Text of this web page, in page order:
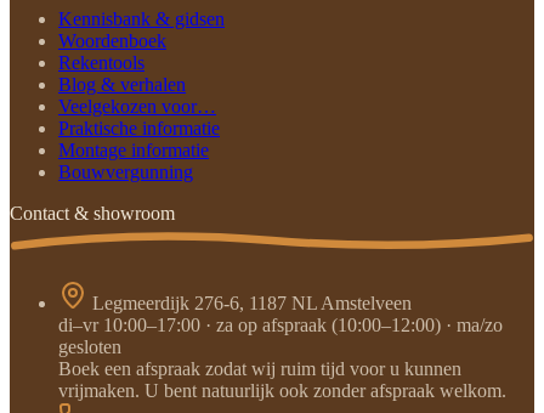
Kennisbank & gidsen
Woordenboek
Rekentools
Blog & verhalen
Veelgekozen voor…
Praktische informatie
Montage informatie
Bouwvergunning
Contact & showroom
Legmeerdijk 276-6, 1187 NL Amstelveen
di–vr 10:00–17:00 · za op afspraak (10:00–12:00) · ma/zo
gesloten
Boek een afspraak zodat wij ruim tijd voor u kunnen
vrijmaken. U bent natuurlijk ook zonder afspraak welkom.